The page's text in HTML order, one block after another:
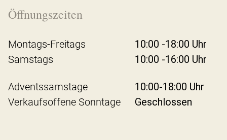
Öffnungszeiten
Montags-Freitags
10:00 -18:00 Uhr
Samstags
10:00 -16:00 Uhr
Adventssamstage
10:00-18:00 Uhr
Verkaufsoffene Sonntage
Geschlossen